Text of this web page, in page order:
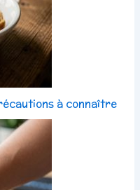
à connaître